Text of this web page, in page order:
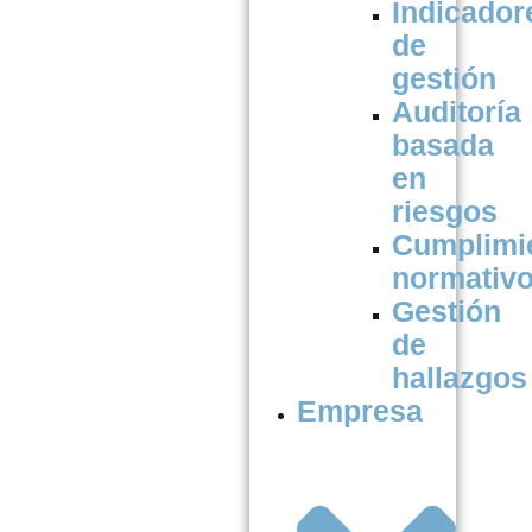
de
gestión
Auditoría
basada
en
riesgos
Gestión
de
hallazgos
Empresa